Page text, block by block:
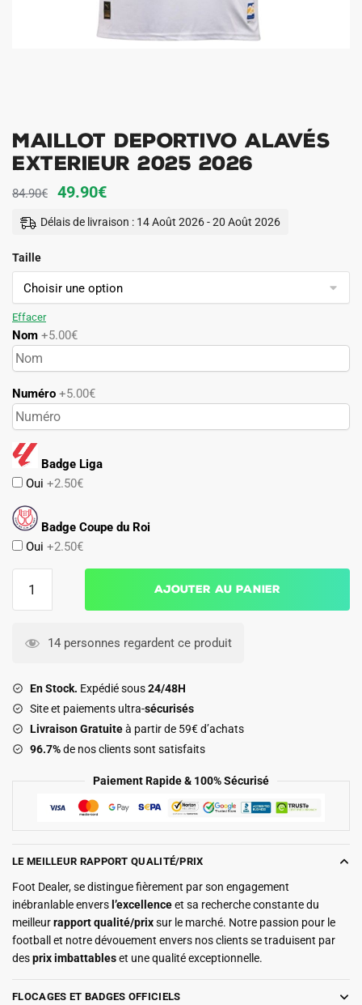
Maillot Deportivo Alavés
Exterieur 2025 2026
84.90€
Le
prix
84.90€.
49.90€Le
prix
49.90€.
Délais de livraison : 14 Août 2026 - 20 Août 2026
Taille
Effacer
Nom +5.00€
Numéro +5.00€
Badge Liga
Oui +2.50€
Badge Coupe du Roi
Oui +2.50€
Deportivo
2025
2026
Ajouter au panier
14 personnes regardent ce produit
En Stock. Expédié sous24/48H
Site et paiements ultra-sécurisés
Livraison Gratuiteà partir de 59€ d’achats
96.7%de nos clients sont satisfaits
Paiement Rapide & 100% Sécurisé
LE MEILLEUR RAPPORT QUALITÉ/PRIX
Foot Dealer, se distingue fièrement par son engagement
inébranlable envers l’excellenceet sa recherche constante du
meilleurrapport qualité/prixsur le marché. Notre passion pour le
football et notre dévouement envers nos clients se traduisent par
desprix imbattableset une qualité exceptionnelle.
FLOCAGES ET BADGES OFFICIELS